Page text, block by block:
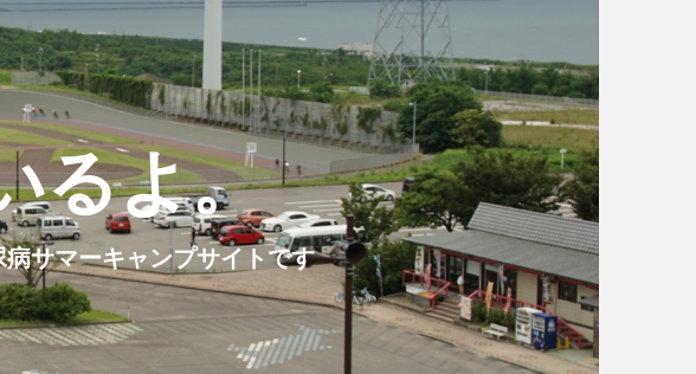
るよ。
サマーキャンプサイトです